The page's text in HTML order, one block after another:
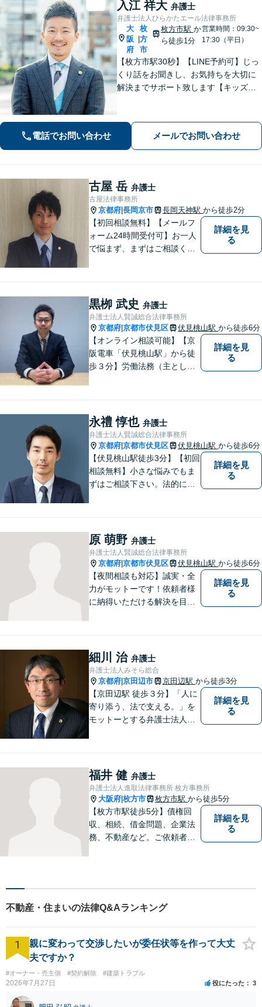
入江 祥大 弁護士
弁護士法人ひらかたエール法律事務所
大
阪
府
枚
方
市
枚方市駅 か
ら徒歩1分
営業時間：09:30~
17:30（平日）
【枚方市駅30秒】【LINE予約可】じっ
くり話をお聞きし、お気持ちを大切に
解決までサポート致します【キッズス
で平日夜間面談可】
電話でお問い合わせ メールでお問い合わせ
古屋 岳 弁護士
古屋法律事務所
京都府 長岡京市 長岡天神駅 から徒歩2分
【初回相談無料】【メールフ
ォーム24時間受付可】お一人
で悩まず、まずはご相談くだ
詳細を見
る
黒栁 武史 弁護士
弁護士法人賢誠総合法律事務所
京都府 京都市伏見区 伏見桃山駅 から徒歩6分
【オンライン相談可能】【京
阪電車「伏見桃山駅」から徒
歩３分】労働法務（主として
件、建築事件などの幅広い分
野でも経験を積んでおりま
す。お気軽にご相談くださ
い。
詳細を見
る
永禮 惇也 弁護士
弁護士法人賢誠総合法律事務所
京都府 京都市伏見区 伏見桃山駅 から徒歩6分
【伏見桃山駅徒歩3分】【初回
相談無料】小さな悩みでもま
ずはご相談下さい。法的に無
／相続／企業法務など幅広く
対応可能。【休日・夜間対応
可】
詳細を見
る
原 萌野 弁護士
弁護士法人賢誠総合法律事務所
京都府 京都市伏見区 伏見桃山駅 から徒歩6分
【夜間相談も対応】誠実・全
力がモットーです！依頼者様
に納得いただける解決を目指
詳細を見
る
細川 治 弁護士
弁護士法人みそら総合
京都府 京田辺市 京田辺駅 から徒歩3分
【京田辺駅 徒歩３分】「人に
寄り添う、法で支える。」を
モットーとする弁護士法人で
詳細を見
る
福井 健 弁護士
弁護士法人進取法律事務所 枚方事務所
大阪府 枚方市 枚方市駅 から徒歩5分
【枚方市駅徒歩5分】債権回
収、相続、借金問題、企業法
務、不動産など。ご依頼者さ
しっかりと聞き、法律の観点
からだけでなくお気持ちやご
事情に寄り添った対応が可能
です。
詳細を見
る
不動産・住まいの法律Q&Aランキング
1
親に変わって交渉したいが委任状等を作って大丈
夫ですか？
#オーナー・売主側 #契約解除 #建築トラブル
2026年7月27日 役にたった 3